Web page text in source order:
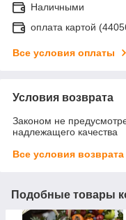
Наличными
оплата картой
Все условия оплаты
Условия возврата
Законом не
надлежащего качества
Все условия возврата
Подобные товары